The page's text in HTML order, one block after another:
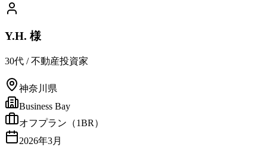
Y.H. 様
30代 /不動産投資家
神奈川県
Business Bay
オフプラン（1BR）
2026年3月